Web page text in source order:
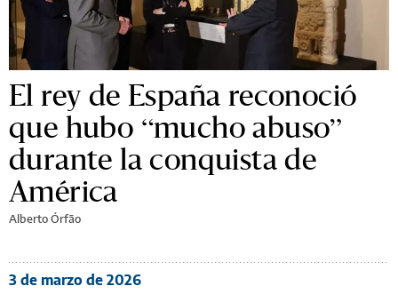
El rey de España reconoció
que hubo “mucho abuso”
durante la conquista de
América
Alberto Órfão
3 de marzo de 2026